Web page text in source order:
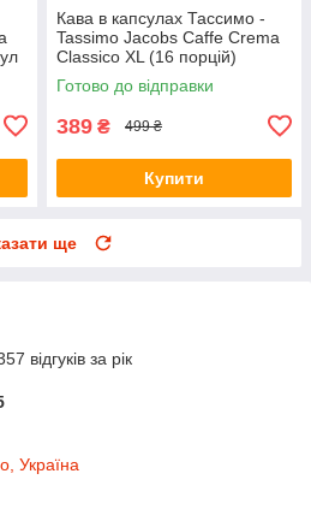
Кава в капсулах Тассимо -
Tassimo Jacobs Caffe Crema
Classico XL (16 порцій)
Готово до відправки
389 ₴ 499 ₴
Купити
ще
відгуків за рік
Україна